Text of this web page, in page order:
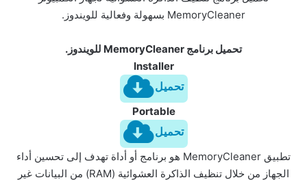
MemoryCleaner بسهولة وفعالية للويندوز.
تحميل برنامج MemoryCleaner للويندوز.
Installer
تحميل
Portable
تحميل
تطبيق MemoryCleaner هو برنامج أو أداة تهدف إلى تحسين أداء
الجهاز من خلال تنظيف الذاكرة العشوائية (RAM) من البيانات غير